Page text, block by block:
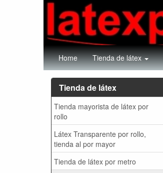
Home Tienda de látex
Tienda de látex
Tienda mayorista de látex por
rollo
Látex Transparente por rollo,
tienda al por mayor
Tienda de látex por metro